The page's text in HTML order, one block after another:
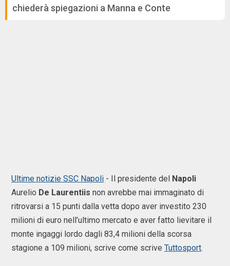
chiederà spiegazioni a Manna e Conte
Ultime notizie SSC Napoli - Il presidente del Napoli
Aurelio De Laurentiis non avrebbe mai immaginato di
ritrovarsi a 15 punti dalla vetta dopo aver investito 230
milioni di euro nell’ultimo mercato e aver fatto lievitare il
monte ingaggi lordo dagli 83,4 milioni della scorsa
stagione a 109 milioni, scrive come scrive Tuttosport.